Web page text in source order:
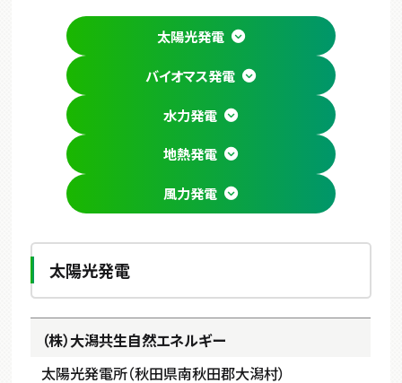
太陽光発電
バイオマス発電
水力発電
地熱発電
風力発電
太陽光発電
（株）大潟共生自然エネルギー
太陽光発電所（秋田県南秋田郡大潟村）